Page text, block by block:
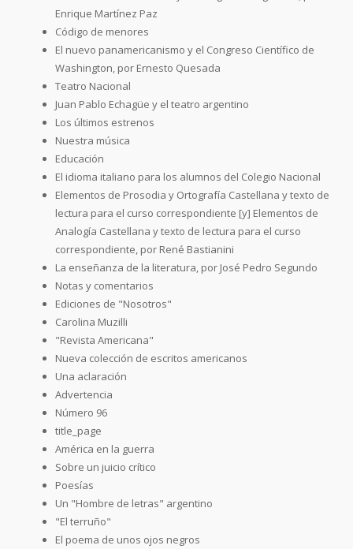
Enrique Martínez Paz
Código de menores
El nuevo panamericanismo y el Congreso Científico de
Washington, por Ernesto Quesada
Teatro Nacional
Juan Pablo Echagüe y el teatro argentino
Los últimos estrenos
Nuestra música
Educación
El idioma italiano para los alumnos del Colegio Nacional
Elementos de Prosodia y Ortografía Castellana y texto de
lectura para el curso correspondiente [y] Elementos de
Analogía Castellana y texto de lectura para el curso
correspondiente, por René Bastianini
La enseñanza de la literatura, por José Pedro Segundo
Notas y comentarios
Ediciones de "Nosotros"
Carolina Muzilli
"Revista Americana"
Nueva colección de escritos americanos
Una aclaración
Advertencia
Número 96
title_page
América en la guerra
Sobre un juicio crítico
Poesías
Un "Hombre de letras" argentino
"El terruño"
El poema de unos ojos negros